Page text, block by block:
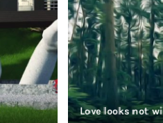
Love looks not